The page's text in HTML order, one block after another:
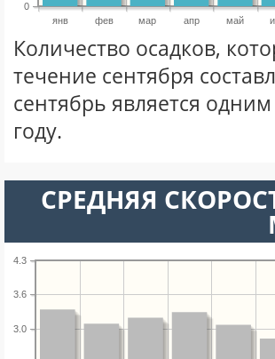
янв фев мар апр май
0
Количество осадков,
течение сентября
сентябрь является
году.
СРЕДНЯЯ
3.0
3.6
4.3